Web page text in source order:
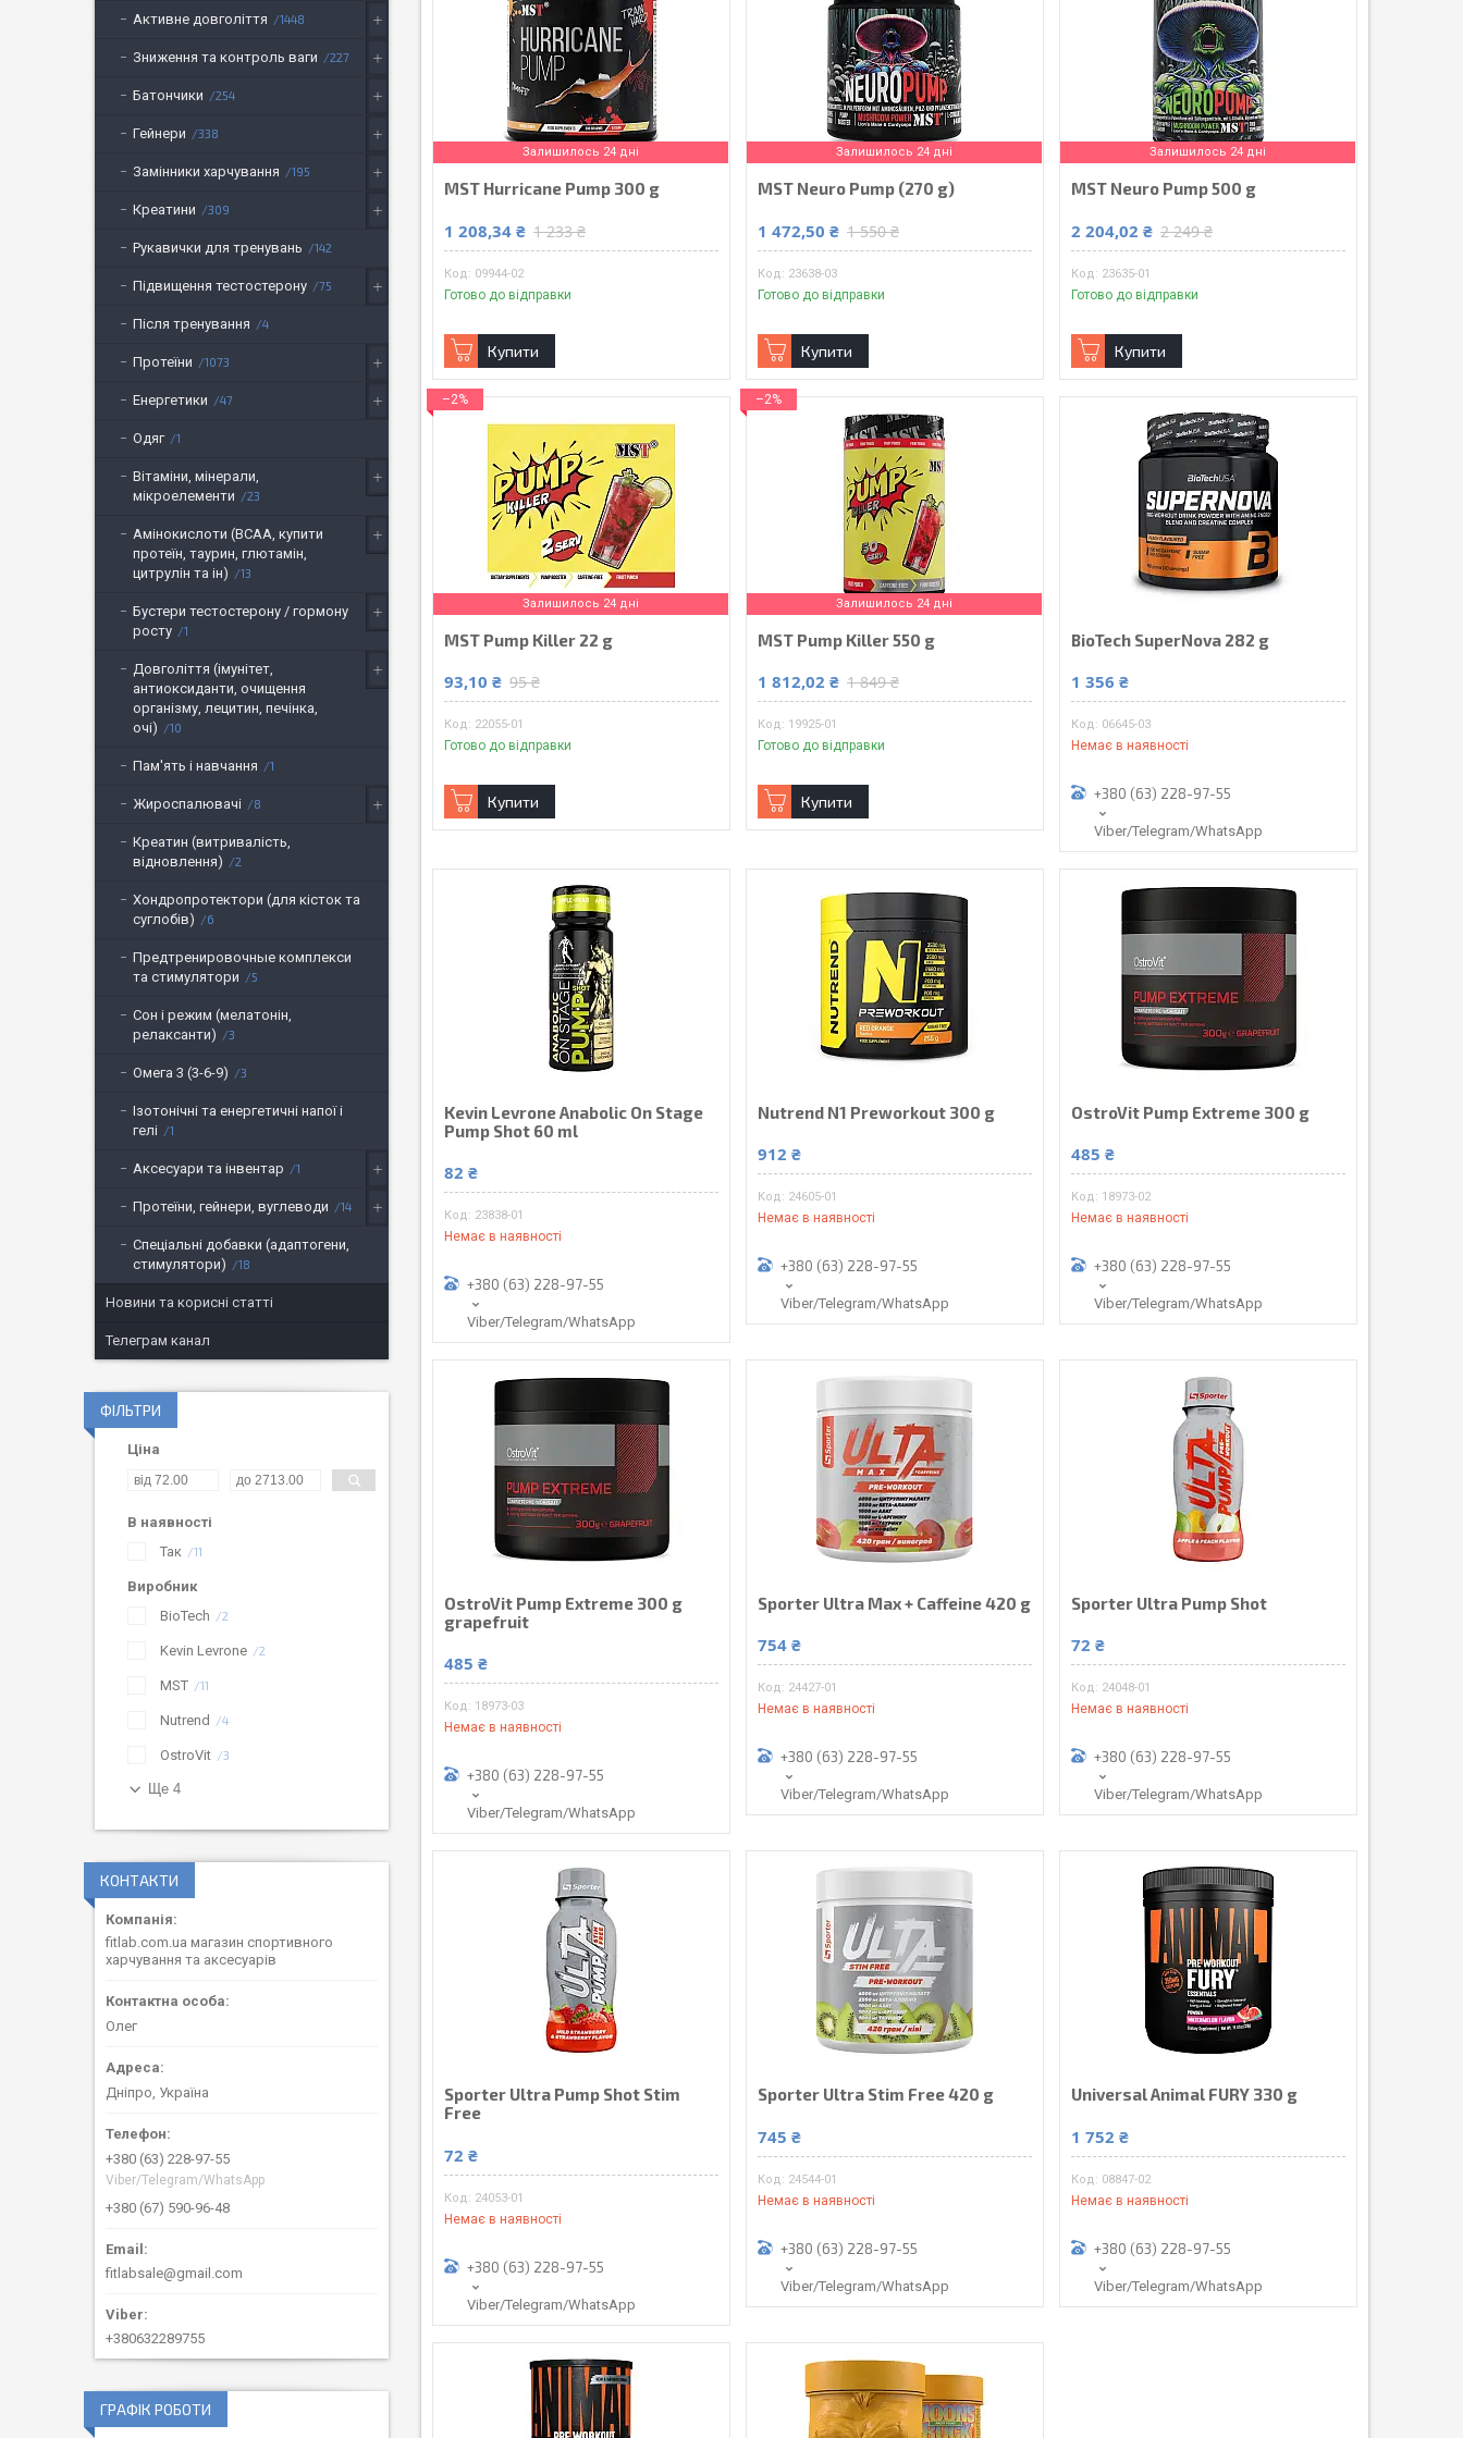
Залишилось 24 дні
MST Hurricane Pump 300 g
1 208,34 ₴ 1 233 ₴
09944-02
Готово до відправки
Купити
Залишилось 24 дні
MST Neuro Pump (270 g)
1 472,50 ₴ 1 550 ₴
23638-03
Готово до відправки
Купити
Залишилось 24 дні
MST Neuro Pump 500 g
2 204,02 ₴ 2 249 ₴
23635-01
Готово до відправки
Купити
–2%
Залишилось 24 дні
MST Pump Killer 22 g
93,10 ₴ 95 ₴
22055-01
Готово до відправки
Купити
–2%
Залишилось 24 дні
MST Pump Killer 550 g
1 812,02 ₴ 1 849 ₴
19925-01
Готово до відправки
Купити
BioTech SuperNova 282 g
1 356 ₴
06645-03
Немає в наявності
+380 (63) 228-97-55
Viber/Telegram/WhatsApp
Kevin Levrone Anabolic On Stage
Pump Shot 60 ml
82 ₴
23838-01
Немає в наявності
+380 (63) 228-97-55
Viber/Telegram/WhatsApp
Nutrend N1 Preworkout 300 g
912 ₴
24605-01
Немає в наявності
+380 (63) 228-97-55
Viber/Telegram/WhatsApp
OstroVit Pump Extreme 300 g
485 ₴
18973-02
Немає в наявності
+380 (63) 228-97-55
Viber/Telegram/WhatsApp
OstroVit Pump Extreme 300 g
grapefruit
485 ₴
18973-03
Немає в наявності
+380 (63) 228-97-55
Viber/Telegram/WhatsApp
Sporter Ultra Max + Caffeine 420 g
754 ₴
24427-01
Немає в наявності
+380 (63) 228-97-55
Viber/Telegram/WhatsApp
Sporter Ultra Pump Shot
72 ₴
24048-01
Немає в наявності
+380 (63) 228-97-55
Viber/Telegram/WhatsApp
Sporter Ultra Pump Shot Stim
Free
72 ₴
24053-01
Немає в наявності
+380 (63) 228-97-55
Viber/Telegram/WhatsApp
Sporter Ultra Stim Free 420 g
745 ₴
24544-01
Немає в наявності
+380 (63) 228-97-55
Viber/Telegram/WhatsApp
Universal Animal FURY 330 g
1 752 ₴
08847-02
Немає в наявності
+380 (63) 228-97-55
Viber/Telegram/WhatsApp
Активне довголіття 1448
Зниження та контроль ваги 227
Батончики 254
Гейнери 338
Замінники харчування 195
Креатини 309
Рукавички для тренувань 142
Підвищення тестостерону 75
Після тренування 4
Протеїни 1073
Енергетики 47
Одяг 1
Вітаміни, мінерали,
мікроелементи
23
Амінокислоти (BCAA, купити
протеїн, таурин, глютамін,
цитрулін та ін)
13
Бустери тестостерону / гормону
росту
1
Довголіття (імунітет,
антиоксиданти, очищення
організму, лецитин, печінка,
очі)
10
Пам'ять і навчання 1
Жироспалювачі 8
Креатин (витривалість,
відновлення)
2
Хондропротектори (для кісток та
суглобів)
6
Предтренировочные комплекси
та стимулятори
5
Сон і режим (мелатонін,
релаксанти)
3
Омега 3 (3-6-9) 3
Ізотонічні та енергетичні напої і
гелі
1
Аксесуари та інвентар 1
Протеїни, гейнери, вуглеводи 14
Спеціальні добавки (адаптогени,
стимулятори)
18
Новини та корисні статті
Телеграм канал
ФІЛЬТРИ
Ціна
В наявності
Так
11
Виробник
BioTech
2
Kevin Levrone 2
MST 11
Nutrend 4
OstroVit 3
Ще 4
КОНТАКТИ
fitlab.com.ua магазин спортивного
харчування та аксесуарів
Олег
Дніпро, Україна
+380 (63) 228-97-55
Viber/Telegram/WhatsApp
+380 (67) 590-96-48
fitlabsale@gmail.com
+380632289755
ГРАФІК РОБОТИ